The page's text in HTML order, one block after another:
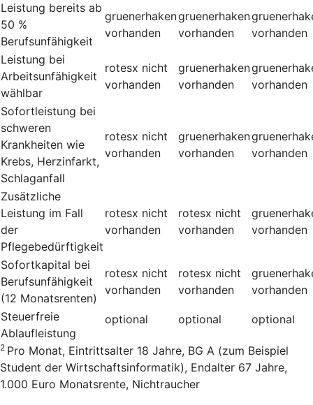
Leistung bereits ab
50 %
Berufsunfähigkeit
gruenerhaken
vorhanden
gruenerhaken
vorhanden
vorhanden
Leistung bei
Arbeitsunfähigkeit
wählbar
rotesx nicht
vorhanden
gruenerhaken
vorhanden
vorhanden
Sofortleistung bei
schweren
Krankheiten wie
Krebs, Herzinfarkt,
Schlaganfall
rotesx nicht
vorhanden
gruenerhaken
vorhanden
vorhanden
Zusätzliche
Leistung im Fall
der
Pflegebedürftigkeit
rotesx nicht
vorhanden
rotesx nicht
vorhanden
vorhanden
Sofortkapital bei
Berufsunfähigkeit
(12 Monatsrenten)
rotesx nicht
vorhanden
rotesx nicht
vorhanden
vorhanden
Steuerfreie
Ablaufleistung
optional optional optional
2 Pro Monat, Eintrittsalter 18 Jahre, BG A (zum Beispiel
Student der Wirtschaftsinformatik), Endalter 67 Jahre,
1.000 Euro Monatsrente, Nichtraucher